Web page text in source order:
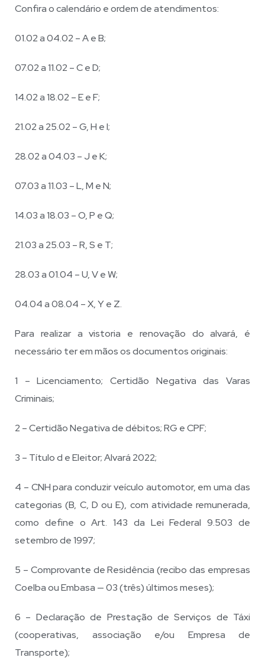
Confira o calendário e ordem de atendimentos:
01.02 a 04.02 – A e B;
07.02 a 11.02 – C e D;
14.02 a 18.02 – E e F;
21.02 a 25.02 – G, H e I;
28.02 a 04.03 – J e K;
07.03 a 11.03 – L, M e N;
14.03 a 18.03 – O, P e Q;
21.03 a 25.03 – R, S e T;
28.03 a 01.04 – U, V e W;
04.04 a 08.04 – X, Y e Z.
Para realizar a vistoria e renovação do alvará, é
necessário ter em mãos os documentos originais:
1 – Licenciamento; Certidão Negativa das Varas
Criminais;
2 – Certidão Negativa de débitos; RG e CPF;
3 – Título d e Eleitor; Alvará 2022;
4 – CNH para conduzir veículo automotor, em uma das
categorias (B, C, D ou E), com atividade remunerada,
como define o Art. 143 da Lei Federal 9.503 de
setembro de 1997;
5 – Comprovante de Residência (recibo das empresas
Coelba ou Embasa — 03 (três) últimos meses);
6 – Declaração de Prestação de Serviços de Táxi
(cooperativas, associação e/ou Empresa de
Transporte);